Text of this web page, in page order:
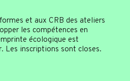
et aux CRB des ateliers
les compétences en
écologique est
Les inscriptions sont closes.